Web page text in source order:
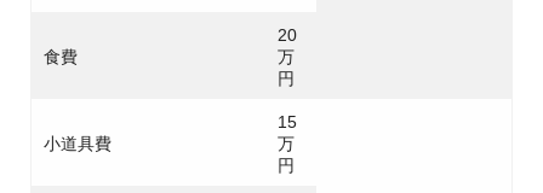
食費
20
万
円
小道具費
15
万
円